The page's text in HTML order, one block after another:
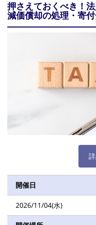
押さえておくべき！
減価償却の処理・寄
開催日
2026/11/04(水)